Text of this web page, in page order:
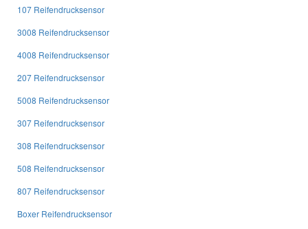
107 Reifendrucksensor
3008 Reifendrucksensor
4008 Reifendrucksensor
207 Reifendrucksensor
5008 Reifendrucksensor
307 Reifendrucksensor
308 Reifendrucksensor
508 Reifendrucksensor
807 Reifendrucksensor
Boxer Reifendrucksensor